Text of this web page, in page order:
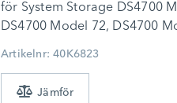
för System Storage DS4700
DS4700 Model 72, DS4700
Artikelnr: 40K6823